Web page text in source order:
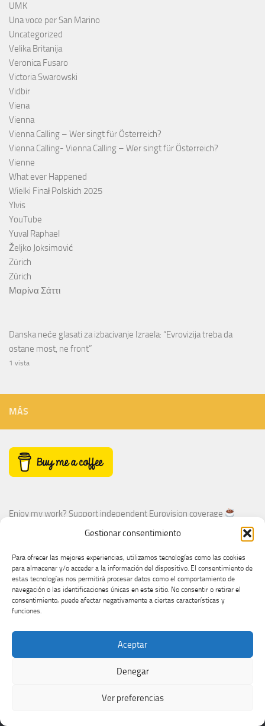
Gestionar consentimiento
Para ofrecer las mejores experiencias, utilizamos tecnologías como las cookies
para almacenar y/o acceder a la información del dispositivo. El consentimiento de
estas tecnologías nos permitirá procesar datos como el comportamiento de
navegación o las identificaciones únicas en este sitio. No consentir o retirar el
consentimiento, puede afectar negativamente a ciertas características y
funciones.
Aceptar
Denegar
Ver preferencias
UMK
Una voce per San Marino
Uncategorized
Velika Britanija
Veronica Fusaro
Victoria Swarowski
Vidbir
Viena
Vienna
Vienna Calling – Wer singt für Österreich?
Vienna Calling- Vienna Calling – Wer singt für Österreich?
Vienne
What ever Happened
Wielki Finał Polskich 2025
Ylvis
YouTube
Yuval Raphael
Željko Joksimović
Zürich
Zúrich
Μαρίνα Σάττι
Danska neće glasati za izbacivanje Izraela: “Evrovizija treba da
ostane most, ne front”
1 vista
MÁS
Enjoy my work? Support independent Eurovision coverage
Enjoy my work? Support independent Eurovision coverage
va de eurovision © 2026. Todos los derechos reservados.